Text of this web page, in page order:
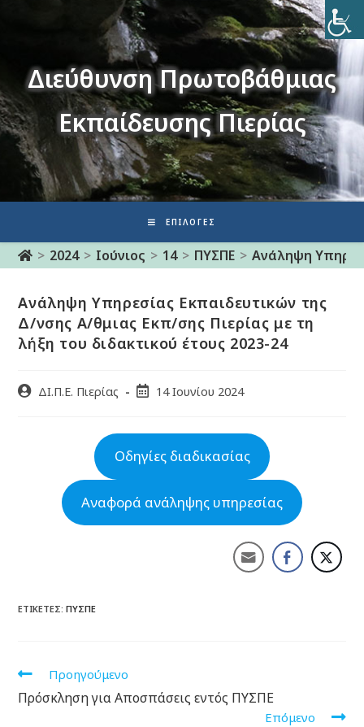
Διεύθυνση Πρωτοβάθμιας
Εκπαίδευσης Πιερίας
ΕΠΙΛΟΓΈΣ
> 2024 > Ιούνιος > 14 > ΠΥΣΠΕ > Ανάληψη
Ανάληψη Υπηρεσίας Εκπαιδευτικών της
Δ/νσης Α/θμιας Εκπ/σης Πιερίας με τη
λήξη του διδακτικού έτους 2023-24
ΔΙ.Π.Ε. Πιερίας 14 Ιουνίου 2024
Οδηγίες διαδικασίας
Αναφορά ανάληψης υπηρεσίας
ΕΤΙΚΈΤΕΣ:ΠΥΣΠΕ
Προηγούμενο
Πρόσκληση για Αποσπάσεις εντός ΠΥΣΠΕ
Επόμενο